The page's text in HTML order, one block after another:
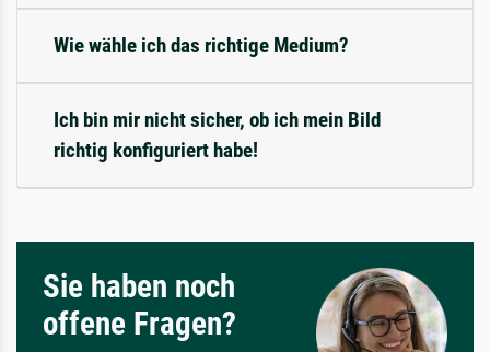
Wie wähle ich das richtige Medium?
Ich bin mir nicht sicher, ob ich mein Bild
richtig konfiguriert habe!
Sie haben noch
offene Fragen?